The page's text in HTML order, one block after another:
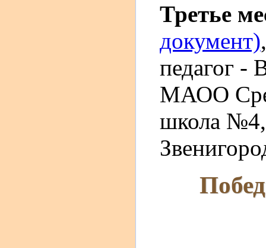
Третье
документ)
педагог -
МАОО
школа №4,